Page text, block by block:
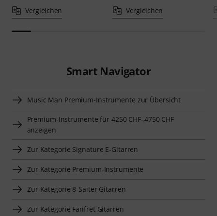
Vergleichen Vergleichen
Smart Navigator
Music Man Premium-Instrumente zur Übersicht
Premium-Instrumente für 4250 CHF–4750 CHF
anzeigen
Zur Kategorie Signature E-Gitarren
Zur Kategorie Premium-Instrumente
Zur Kategorie 8-Saiter Gitarren
Zur Kategorie Fanfret Gitarren